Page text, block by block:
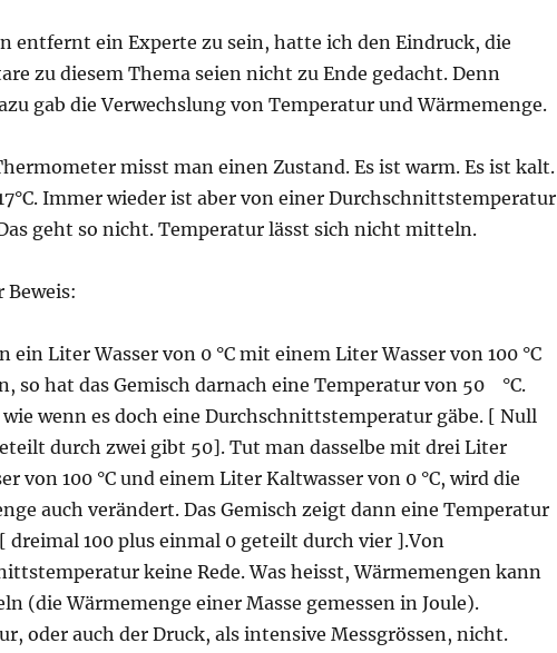
entfernt ein Experte zu sein, hatte ich den Eindruck, die
zu diesem Thema seien nicht zu Ende gedacht. Denn
gab die Verwechslung von Temperatur und Wärmemenge.
misst man einen Zustand. Es ist warm. Es ist kalt.
Immer wieder ist aber von einer Durchschnittstemperatur
geht so nicht. Temperatur lässt sich nicht mitteln.
Beweis:
ein Liter Wasser von 0 °C mit einem Liter Wasser von 100 °C
so hat das Gemisch darnach eine Temperatur von 50 °C.
wie wenn es doch eine Durchschnittstemperatur gäbe. [ Null
durch zwei gibt 50]. Tut man dasselbe mit drei Liter
von 100 °C und einem Liter Kaltwasser von 0 °C, wird die
auch verändert. Das Gemisch zeigt dann eine Temperatur
[ dreimal 100 plus einmal 0 geteilt durch vier ].Von
keine Rede. Was heisst, Wärmemengen kann
(die Wärmemenge einer Masse gemessen in Joule).
oder auch der Druck, als intensive Messgrössen, nicht.